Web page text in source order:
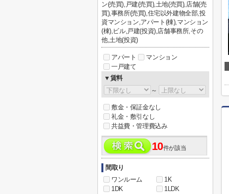
ン(売買),戸建(売買),土地(売買),店舗(売
買),事務所(売買),住宅以外建物全部,投
資マンション,アパート(棟),マンション
(棟),ビル,戸建(投資),店舗事務所,その
他,土地(投資)
アパート
マンション
一戸建て
▼賃料
～
敷金・保証金なし
礼金・敷引なし
共益費・管理費込み
10件が該当
間取り
ワンルーム
1K
1DK
1LDK